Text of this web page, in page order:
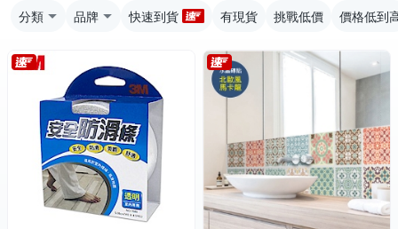
分類 品牌 快速到貨 有現貨 挑戰低價 價格低到